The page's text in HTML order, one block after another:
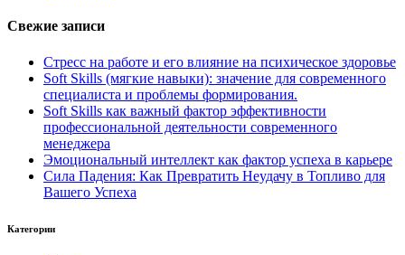
Свежие записи
Стресс на работе и его влияние на психическое здоровье
Soft Skills (мягкие навыки): значение для современного
специалиста и проблемы формирования.
Soft Skills как важный фактор эффективности
профессиональной деятельности современного
менеджера
Эмоциональный интеллект как фактор успеха в карьере
Сила Падения: Как Превратить Неудачу в Топливо для
Вашего Успеха
Категории